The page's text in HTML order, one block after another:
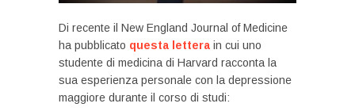
Di recente il New England Journal of Medicine
ha pubblicato questa lettera in cui uno
studente di medicina di Harvard racconta la
sua esperienza personale con la depressione
maggiore durante il corso di studi: